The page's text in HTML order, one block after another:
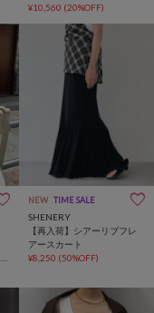
ウス/シアー
¥10,560 (20%OFF)
NEW TIME SALE
SHENERY
【再入荷】シアーリブフレ
アースカート
¥8,250 (50%OFF)